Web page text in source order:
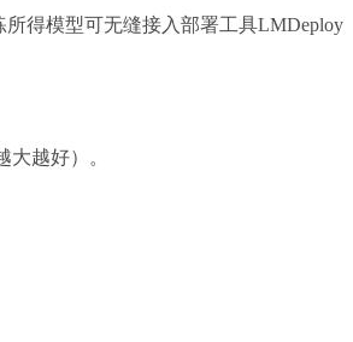
得模型可无缝接入部署工具LMDeploy
大越好）。